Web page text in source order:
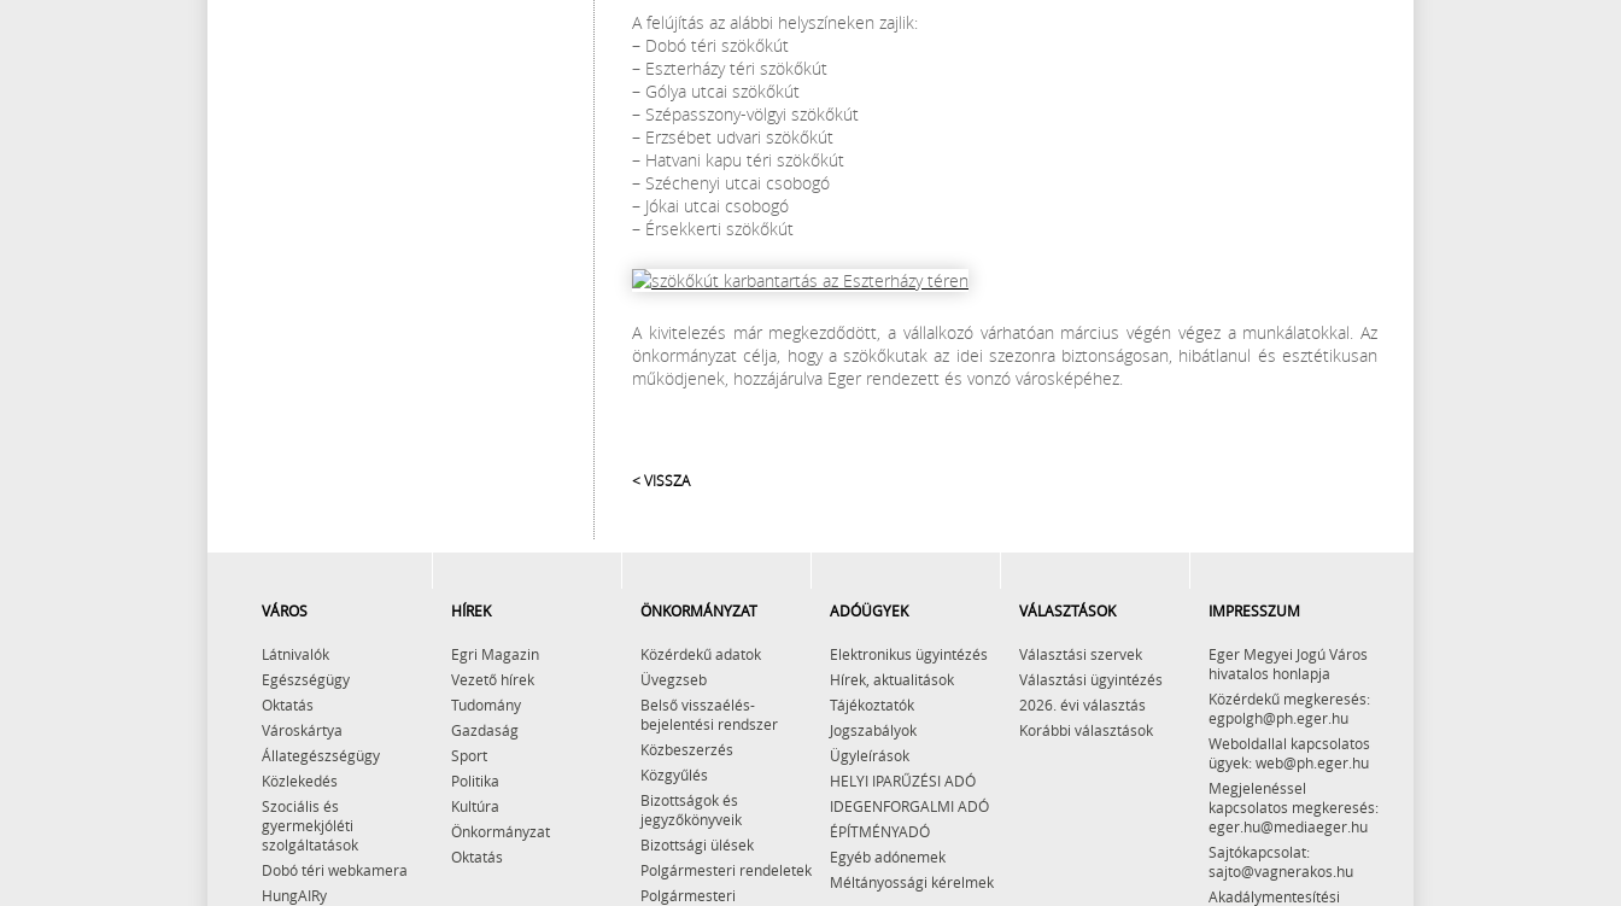
A felújítás az alábbi helyszíneken zajlik:
– Dobó téri szökőkút
– Eszterházy téri szökőkút
– Gólya utcai szökőkút
– Szépasszony-völgyi szökőkút
– Erzsébet udvari szökőkút
– Hatvani kapu téri szökőkút
– Széchenyi utcai csobogó
– Jókai utcai csobogó
– Érsekkerti szökőkút
A kivitelezés már megkezdődött, a vállalkozó várhatóan március végén végez a munkálatokkal. Az
önkormányzat célja, hogy a szökőkutak az idei szezonra biztonságosan, hibátlanul és esztétikusan
működjenek, hozzájárulva Eger rendezett és vonzó városképéhez.
< VISSZA
VÁROS
Látnivalók
Egészségügy
Oktatás
Városkártya
Állategészségügy
Közlekedés
Szociális és
gyermekjóléti
szolgáltatások
Dobó téri webkamera
HungAIRy
HÍREK
Egri Magazin
Vezető hírek
Tudomány
Gazdaság
Sport
Politika
Kultúra
Önkormányzat
Oktatás
ÖNKORMÁNYZAT
Közérdekű adatok
Üvegzseb
Belső visszaélés-
bejelentési rendszer
Közbeszerzés
Közgyűlés
Bizottságok és
jegyzőkönyveik
Bizottsági ülések
Polgármesteri rendeletek
Polgármesteri
ADÓÜGYEK
Elektronikus ügyintézés
Hírek, aktualitások
Tájékoztatók
Jogszabályok
Ügyleírások
HELYI IPARŰZÉSI ADÓ
IDEGENFORGALMI ADÓ
ÉPÍTMÉNYADÓ
Egyéb adónemek
Méltányossági kérelmek
VÁLASZTÁSOK
Választási szervek
Választási ügyintézés
2026. évi választás
Korábbi választások
IMPRESSZUM
Eger Megyei Jogú Város
hivatalos honlapja
Közérdekű megkeresés:
egpolgh@ph.eger.hu
Weboldallal kapcsolatos
ügyek: web@ph.eger.hu
Megjelenéssel
kapcsolatos megkeresés:
eger.hu@mediaeger.hu
Sajtókapcsolat:
sajto@vagnerakos.hu
Akadálymentesítési